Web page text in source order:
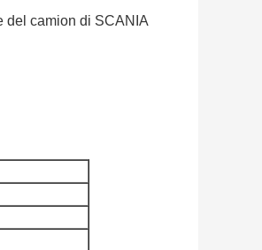
del camion di SCANIA